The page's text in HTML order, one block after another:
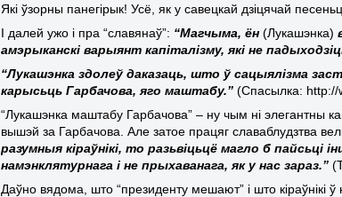
Які ўзорны панегірык! Усё, як у савецкай дзіцячай
І далей ужо і пра “славянаў”: “Магчыма, ён(Лукашэнка)
амэрыканскі варыянт капіталізму, які не
“Лукашэнка здолеў даказаць, што ў сацыялізма
карысьць Гарбачова, яго маштабу.”(Спасылка: http://
“Лукашэнка маштабу Гарбачова” – ну чым ні элегантны
вышэй за Гарбачова. Але затое працяг славаблудзтва
разумныя кіраўнікі, то разьвіцьцё магло б
намэнклятурнага і не прыхаванага, як у нас зараз.”
Даўно вядома, што “президенту мешают” і што кіраўнікі ў